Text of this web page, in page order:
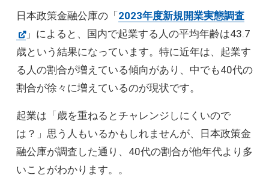
日本政策金融公庫の「2023年度新規開業実態調査
」によると、国内で起業する人の平均年齢は43.7
歳という結果になっています。特に近年は、起業す
る人の割合が増えている傾向があり、中でも40代の
割合が徐々に増えているのが現状です。
起業は「歳を重ねるとチャレンジしにくいので
は？」思う人もいるかもしれませんが、日本政策金
融公庫が調査した通り、40代の割合が他年代より多
いことがわかります。。